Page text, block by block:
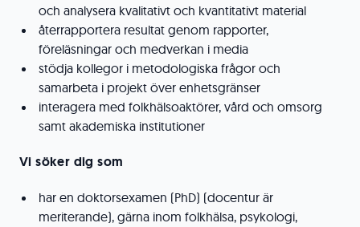
och analysera kvalitativt och kvantitativt material
återrapportera resultat genom rapporter,
föreläsningar och medverkan i media
stödja kollegor i metodologiska frågor och
samarbeta i projekt över enhetsgränser
interagera med folkhälsoaktörer, vård och omsorg
samt akademiska institutioner
Vi söker dig som
har en doktorsexamen (PhD) (docentur är
meriterande), gärna inom folkhälsa, psykologi,